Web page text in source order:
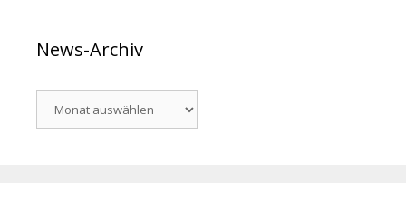
News-Archiv
Archiv